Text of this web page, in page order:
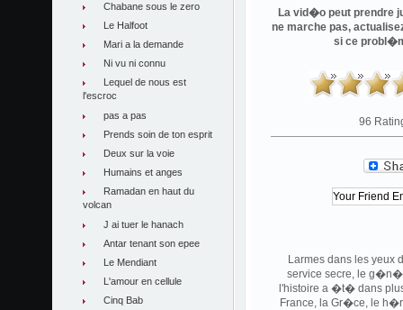
Chabane sous le zero
Le Halfoot
Mari a la demande
Ni vu ni connu
Lequel de nous est
l'escroc
pas a pas
Prends soin de ton esprit
Deux sur la voie
Humains et anges
Ramadan en haut du
volcan
J ai tuer le hanach
Antar tenant son epee
Le Mendiant
L'amour en cellule
Cinq Bab
La vid�o peut prendre
ne marche pas,
si ce
96
Larmes dans les
service secre, le
l'histoire a �t� dans
France, la Gr�ce, le